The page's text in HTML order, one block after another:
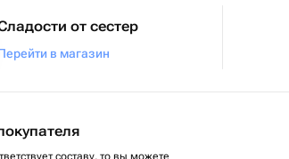
от сестер
в магазин
составу, то вы можете